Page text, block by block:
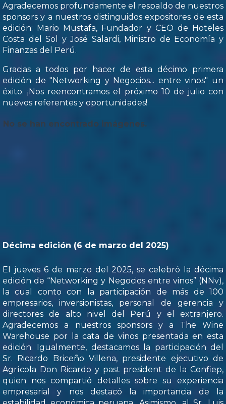
Agradecemos profundamente el respaldo de nuestros
sponsors y a nuestros distinguidos expositores de esta
edición: Mario Mustafa, Fundador y CEO de Hoteles
Costa del Sol y José Salardi, Ministro de Economía y
Finanzas del Perú.
Gracias a todos por hacer de esta décimo primera
edición de "Networking y Negocios... entre vinos" un
éxito. ¡Nos reencontramos el próximo 10 de julio con
nuevos referentes y oportunidades!
No se han encontrado imágenes.
Décima edición (6 de marzo del 2025)
El jueves 6 de marzo del 2025, se celebró la décima
edición de “Networking y Negocios entre vinos” (NNv),
la cual conto con la participación de más de 100
empresarios, inversionistas, personal de gerencia y
directores de alto nivel del Perú y el extranjero.
Agradecemos a nuestros sponsors y a The Wine
Warehouse por la cata de vinos presentada en esta
edición. Igualmente, destacamos la participación del
Sr. Ricardo Briceño Villena, presidente ejecutivo de
Agrícola Don Ricardo y past president de la Confiep,
quien nos compartió detalles sobre su experiencia
empresarial y nos destacó la importancia de la